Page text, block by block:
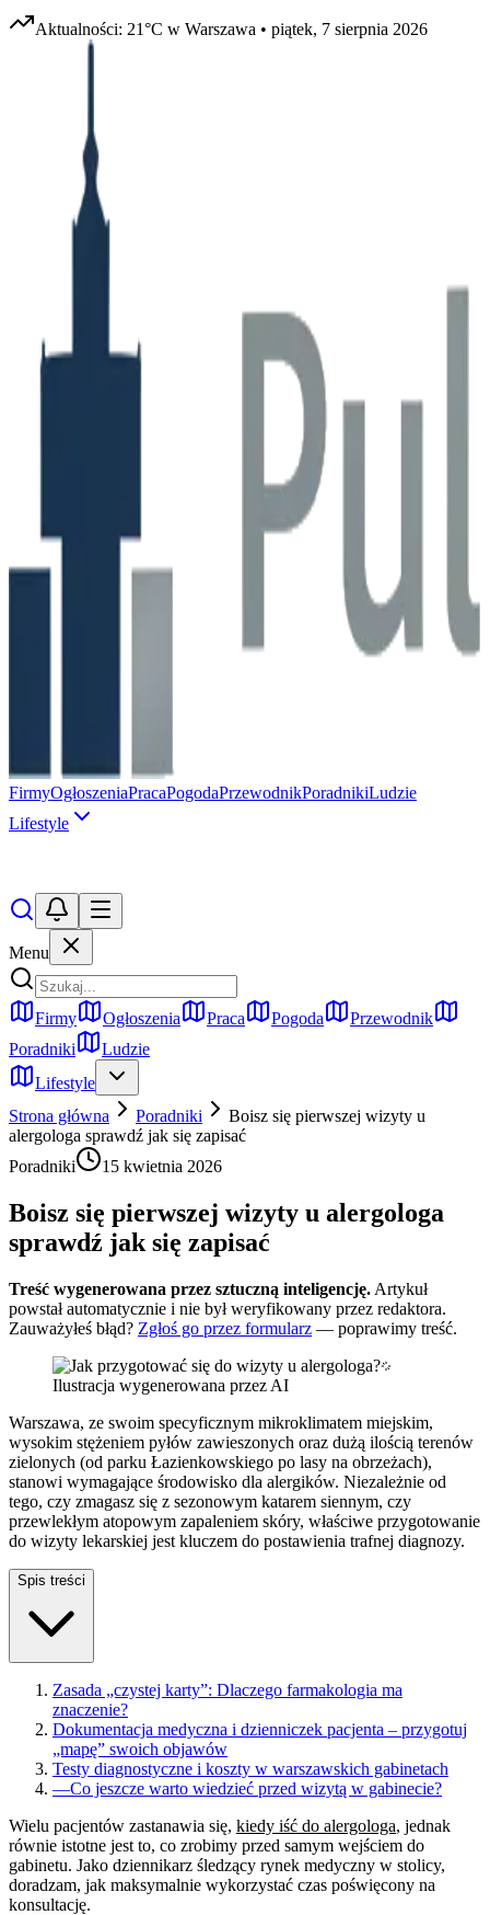
Aktualności: 21°C w Warszawa • piątek, 7 sierpnia 2026
FirmyOgłoszeniaPracaPogodaPrzewodnikPoradnikiLudzie
Lifestyle
Menu
Firmy Ogłoszenia Praca Pogoda
Przewodnik
Poradniki
Ludzie
Lifestyle
Strona główna
Poradniki
Boisz się pierwszej wizyty u
alergologa sprawdź jak się zapisać
Poradniki
15 kwietnia 2026
Boisz się pierwszej wizyty u alergologa
sprawdź jak się zapisać
Treść wygenerowana przez sztuczną inteligencję. Artykuł
powstał automatycznie i nie był weryfikowany przez redaktora.
Zauważyłeś błąd? Zgłoś go przez formularz — poprawimy treść.
Ilustracja wygenerowana przez AI
Warszawa, ze swoim specyficznym mikroklimatem miejskim,
wysokim stężeniem pyłów zawieszonych oraz dużą ilością terenów
zielonych (od parku Łazienkowskiego po lasy na obrzeżach),
stanowi wymagające środowisko dla alergików. Niezależnie od
tego, czy zmagasz się z sezonowym katarem siennym, czy
przewlekłym atopowym zapaleniem skóry, właściwe przygotowanie
do wizyty lekarskiej jest kluczem do postawienia trafnej diagnozy.
Spis treści
Zasada „czystej karty”: Dlaczego farmakologia ma
znaczenie?
Dokumentacja medyczna i dzienniczek pacjenta – przygotuj
„mapę” swoich objawów
Testy diagnostyczne i koszty w warszawskich gabinetach
—Co jeszcze warto wiedzieć przed wizytą w gabinecie?
Wielu pacjentów zastanawia się, kiedy iść do alergologa, jednak
równie istotne jest to, co zrobimy przed samym wejściem do
gabinetu. Jako dziennikarz śledzący rynek medyczny w stolicy,
doradzam, jak maksymalnie wykorzystać czas poświęcony na
konsultację.